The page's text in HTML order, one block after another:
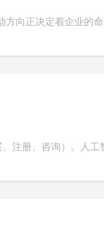
向正决定着企业的
注册、咨询）。人